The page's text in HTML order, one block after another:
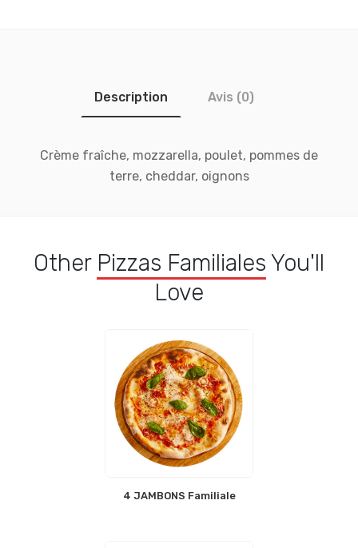
Description Avis (0)
Crème fraîche, mozzarella, poulet, pommes de
terre, cheddar, oignons
Other Pizzas Familiales You'll
Love
4 JAMBONS Familiale